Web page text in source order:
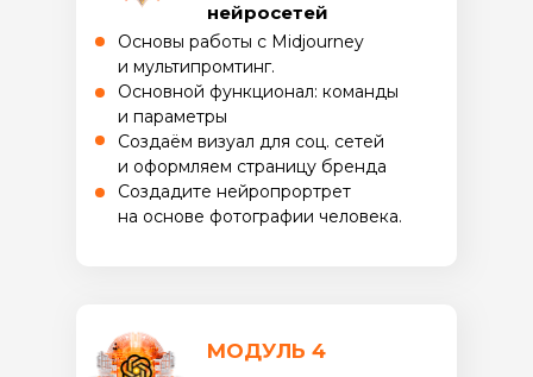
Основы работы с Midjourney
и мультипромтинг.
Основной функционал: команды
и параметры
Создаём визуал для соц. сетей
и оформляем страницу бренда
Создадите нейропрортрет
на основе фотографии человека.
нейросетей
МОДУЛЬ 4